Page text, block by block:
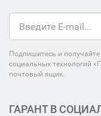
Подпишитесь и
социальных технологий
почтовый ящик.
ГАРАНТ В